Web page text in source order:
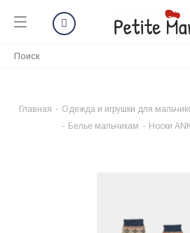
Главная - Одежда и игрушки для
- Белье мальчикам - Носки